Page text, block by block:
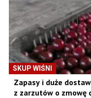
SKUP WIŚNI
Zapasy i duże
z zarzutów o zmowę